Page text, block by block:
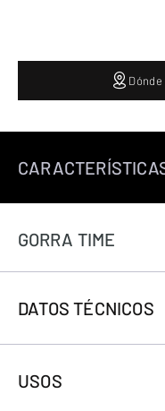
GORRA TIME
DATOS TÉCNICOS
3086184007
USOS